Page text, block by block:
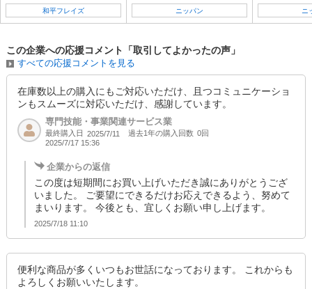
和平フレイズ ニッパン ニ
この企業への応援コメント「取引してよかったの声」
すべての応援コメントを見る
在庫数以上の購入にもご対応いただけ、且つコミュニケーショ
ンもスムーズに対応いただけ、感謝しています。
専門技能・事業関連サービス業
最終購入日 2025/7/11 過去1年の購入回数 0回
2025/7/17 15:36
企業からの返信
この度は短期間にお買い上げいただき誠にありがとうござ
いました。 ご要望にできるだけお応えできるよう、努めて
まいります。 今後とも、宜しくお願い申し上げます。
2025/7/18 11:10
便利な商品が多くいつもお世話になっております。 これからも
よろしくお願いいたします。